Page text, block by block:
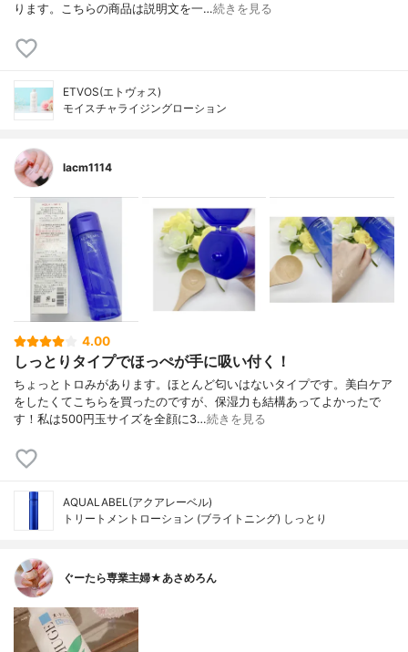
ります。こちらの商品は説明文を一…続きを見る
ETVOS(エトヴォス)
モイスチャライジングローション
lacm1114
4.00
しっとりタイプでほっぺが手に吸い付く！
ちょっとトロみがあります。ほとんど匂いはないタイプです。美白ケア
をしたくてこちらを買ったのですが、保湿力も結構あってよかったで
す！私は500円玉サイズを全顔に3…続きを見る
AQUALABEL(アクアレーベル)
トリートメントローション (ブライトニング) しっとり
ぐーたら専業主婦★あさめろん